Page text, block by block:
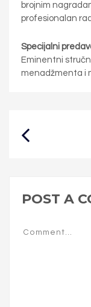
brojnim
profesionalan
Specijalni
Eminentni
menadžmenta i
POST A